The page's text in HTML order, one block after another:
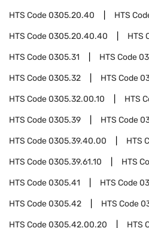
HTS Code0305.20.40 HTS
HTS Code0305.20.40.40 HTS
HTS Code0305.31 HTS Code
HTS Code0305.32 HTS Code
HTS Code0305.32.00.10 HTS
HTS Code0305.39 HTS Code
HTS Code0305.39.40.00 HTS
HTS Code0305.39.61.10 HTS
HTS Code0305.41 HTS Code
HTS Code0305.42 HTS Code
HTS Code0305.42.00.20 HTS